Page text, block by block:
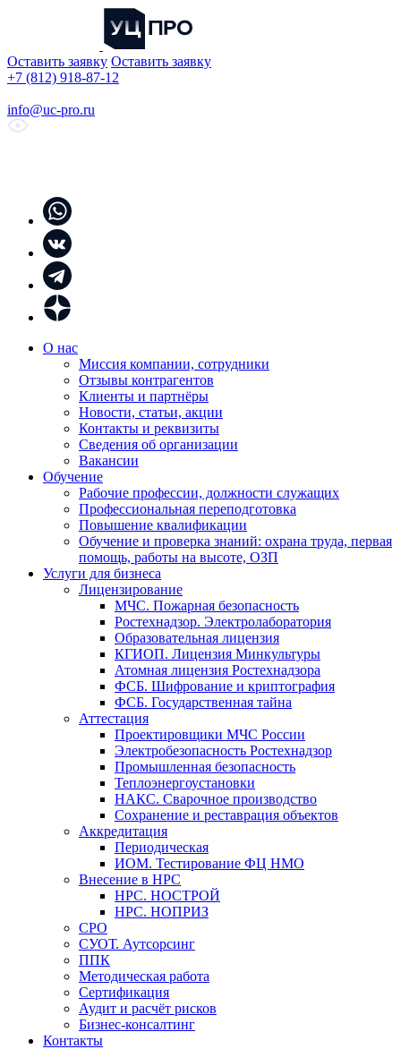
Оставить заявку Оставить заявку
+7 (812) 918-87-12
info@uc-pro.ru
О нас
Миссия компании, сотрудники
Отзывы контрагентов
Клиенты и партнёры
Новости, статьи, акции
Контакты и реквизиты
Сведения об организации
Вакансии
Обучение
Рабочие профессии, должности служащих
Профессиональная переподготовка
Повышение квалификации
Обучение и проверка знаний: охрана труда, первая
помощь, работы на высоте, ОЗП
Услуги для бизнеса
Лицензирование
МЧС. Пожарная безопасность
Ростехнадзор. Электролаборатория
Образовательная лицензия
КГИОП. Лицензия Минкультуры
Атомная лицензия Ростехнадзора
ФСБ. Шифрование и криптография
ФСБ. Государственная тайна
Аттестация
Проектировщики МЧС России
Электробезопасность Ростехнадзор
Промышленная безопасность
Теплоэнергоустановки
НАКС. Сварочное производство
Сохранение и реставрация объектов
Аккредитация
Периодическая
ИОМ. Тестирование ФЦ НМО
Внесение в НРС
НРС. НОСТРОЙ
НРС. НОПРИЗ
СРО
СУОТ. Аутсорсинг
ППК
Методическая работа
Сертификация
Аудит и расчёт рисков
Бизнес-консалтинг
Контакты